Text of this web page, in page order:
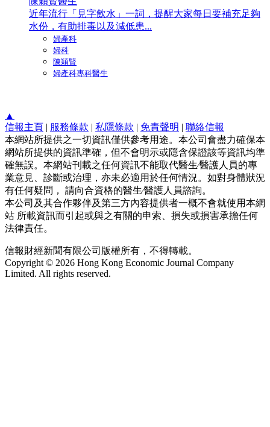
近年流行「見字飲水」一詞，提醒大家每日要補充足夠
水份，有助排毒以及減低患...
婦產科
婦科
陳穎賢
婦產科專科醫生
▲
信報主頁 | 服務條款 | 私隱條款 | 免責聲明 | 聯絡信報
本網站所提供之一切資訊僅供參考用途。本公司會盡力確保本
網站所提供的資訊準確，但不會明示或隱含保證該等資訊均準
確無誤。本網站刊載之任何資訊不能取代醫生∕醫護人員的專
業意見、診斷或治理，亦未必適用於任何情況。如對身體狀況
有任何疑問， 請向合資格的醫生∕醫護人員諮詢。
本公司及其合作夥伴及第三方內容提供者一概不會就使用本網
站 所載資訊而引起或與之有關的申索、損失或損害承擔任何
法律責任。
信報財經新聞有限公司版權所有，不得轉載。
Copyright © 2026 Hong Kong Economic Journal Company
Limited. All rights reserved.